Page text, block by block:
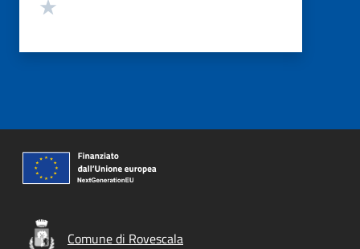
Comune di Rovescala